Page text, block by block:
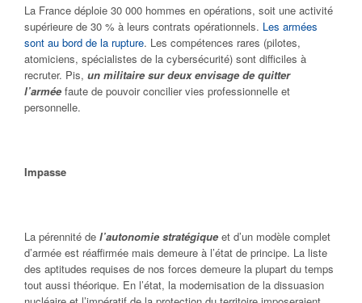
La France déploie 30 000 hommes en opérations, soit une activité
supérieure de 30 % à leurs contrats opérationnels. Les armées
sont au bord de la rupture. Les compétences rares (pilotes,
atomiciens, spécialistes de la cybersécurité) sont difficiles à
recruter. Pis, un militaire sur deux envisage de quitter
l’armée faute de pouvoir concilier vies professionnelle et
personnelle.
Impasse
La pérennité de l’autonomie stratégique et d’un modèle complet
d’armée est réaffirmée mais demeure à l’état de principe. La liste
des aptitudes requises de nos forces demeure la plupart du temps
tout aussi théorique. En l’état, la modernisation de la dissuasion